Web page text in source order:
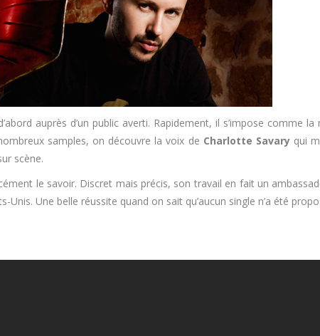
auprès d’un public averti. Rapidement, il s’impose comme
samples, on découvre la voix de Charlotte Savaryqui
scène.
le savoir. Discret mais précis, son travail en fait un
Une belle réussite quand on sait qu’aucun single n’a été